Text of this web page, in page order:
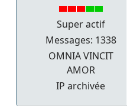
Super actif
Messages: 1338
OMNIA VINCIT
AMOR
IP archivée